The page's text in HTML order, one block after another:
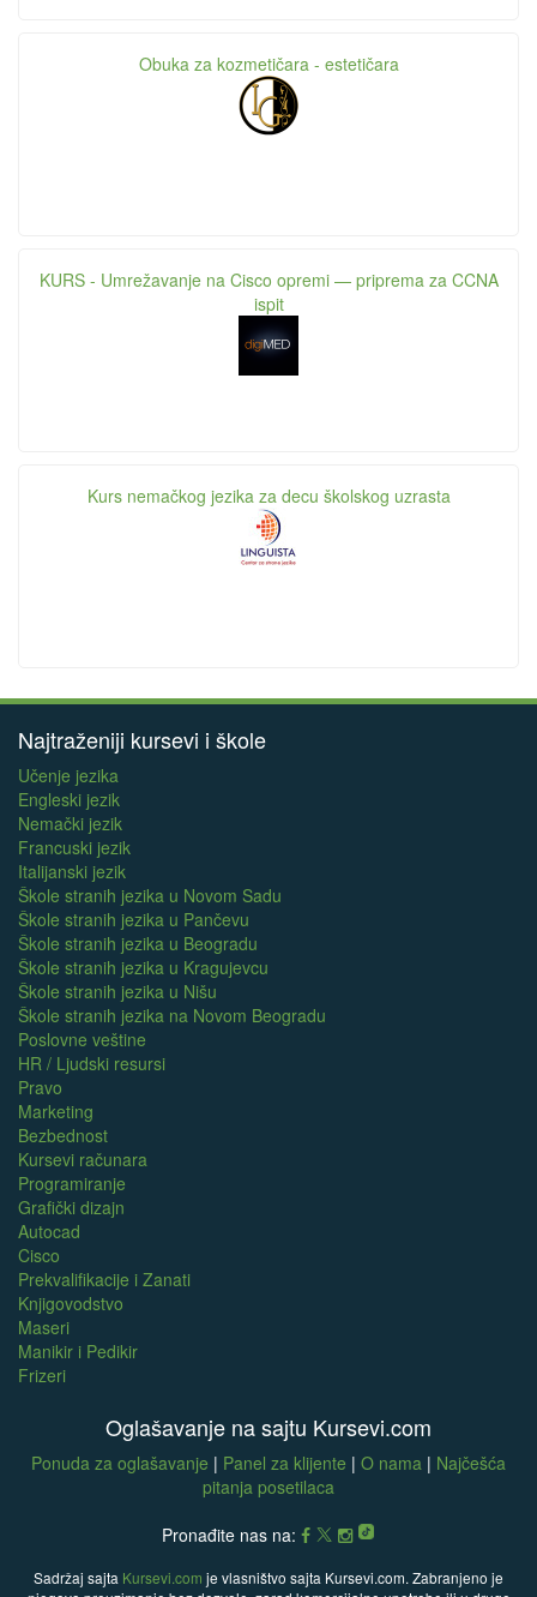
Obuka za kozmetičara - estetičara
KURS - Umrežavanje na Cisco opremi — priprema za CCNA
ispit
Kurs nemačkog jezika za decu školskog uzrasta
Najtraženiji kursevi i škole
Učenje jezika
Engleski jezik
Nemački jezik
Francuski jezik
Italijanski jezik
Škole stranih jezika u Novom Sadu
Škole stranih jezika u Pančevu
Škole stranih jezika u Beogradu
Škole stranih jezika u Kragujevcu
Škole stranih jezika u Nišu
Škole stranih jezika na Novom Beogradu
Poslovne veštine
HR / Ljudski resursi
Pravo
Marketing
Bezbednost
Kursevi računara
Programiranje
Grafički dizajn
Autocad
Cisco
Prekvalifikacije i Zanati
Knjigovodstvo
Maseri
Manikir i Pedikir
Frizeri
Oglašavanje na sajtu Kursevi.com
Ponuda za oglašavanje | Panel za klijente | O nama | Najčešća
pitanja posetilaca
Pronađite nas na:
Sadržaj sajta Kursevi.com je vlasništvo sajta Kursevi.com. Zabranjeno je